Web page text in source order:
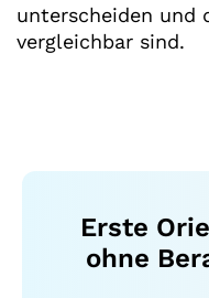
unterscheiden und
vergleichbar sind.
Erste
ohne